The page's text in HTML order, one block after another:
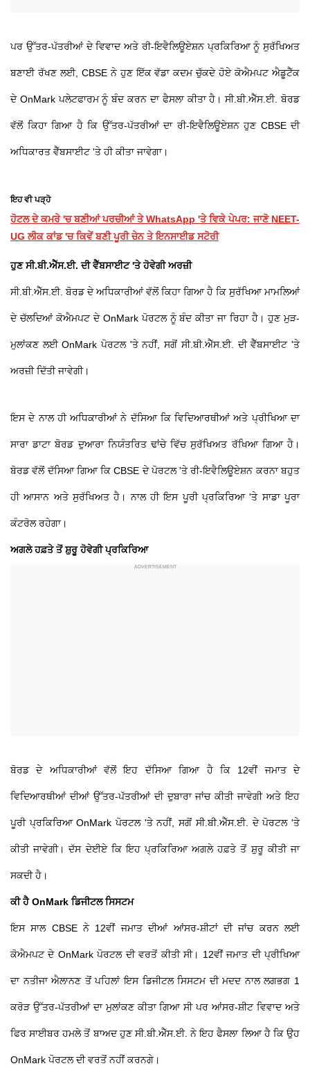
ਪਰ ਉੱਤਰ-ਪੱਤਰੀਆਂ ਦੇ ਵਿਵਾਦ ਅਤੇ ਰੀ-ਇਵੈਲਿਊਏਸ਼ਨ ਪ੍ਰਕਿਰਿਆ ਨੂੰ ਸੁਰੱਖਿਅਤ
ਬਣਾਈ ਰੱਖਣ ਲਈ, CBSE ਨੇ ਹੁਣ ਇੱਕ ਵੱਡਾ ਕਦਮ ਚੁੱਕਦੇ ਹੋਏ ਕੋਐਮਪਟ ਐਡੂਟੈੱਕ
ਦੇ OnMark ਪਲੇਟਫਾਰਮ ਨੂੰ ਬੰਦ ਕਰਨ ਦਾ ਫੈਸਲਾ ਕੀਤਾ ਹੈ। ਸੀ.ਬੀ.ਐੱਸ.ਈ. ਬੋਰਡ
ਵੱਲੋਂ ਕਿਹਾ ਗਿਆ ਹੈ ਕਿ ਉੱਤਰ-ਪੱਤਰੀਆਂ ਦਾ ਰੀ-ਇਵੈਲਿਊਏਸ਼ਨ ਹੁਣ CBSE ਦੀ
ਅਧਿਕਾਰਤ ਵੈੱਬਸਾਈਟ 'ਤੇ ਹੀ ਕੀਤਾ ਜਾਵੇਗਾ।
ਇਹ ਵੀ ਪੜ੍ਹੋ
ਹੋਟਲ ਦੇ ਕਮਰੇ 'ਚ ਬਣੀਆਂ ਪਰਚੀਆਂ ਤੇ WhatsApp 'ਤੇ ਵਿਕੇ ਪੇਪਰ: ਜਾਣੋ NEET-
UG ਲੀਕ ਕਾਂਡ 'ਚ ਕਿਵੇਂ ਬਣੀ ਪੂਰੀ ਚੇਨ ਤੇ ਇਨਸਾਈਡ ਸਟੋਰੀ
ਹੁਣ ਸੀ.ਬੀ.ਐੱਸ.ਈ. ਦੀ ਵੈੱਬਸਾਈਟ 'ਤੇ ਹੋਵੇਗੀ ਅਰਜ਼ੀ
ਸੀ.ਬੀ.ਐੱਸ.ਈ. ਬੋਰਡ ਦੇ ਅਧਿਕਾਰੀਆਂ ਵੱਲੋਂ ਕਿਹਾ ਗਿਆ ਹੈ ਕਿ ਸੁਰੱਖਿਆ ਮਾਮਲਿਆਂ
ਦੇ ਚੱਲਦਿਆਂ ਕੋਐਮਪਟ ਦੇ OnMark ਪੋਰਟਲ ਨੂੰ ਬੰਦ ਕੀਤਾ ਜਾ ਰਿਹਾ ਹੈ। ਹੁਣ ਮੁੜ-
ਮੁਲਾਂਕਣ ਲਈ OnMark ਪੋਰਟਲ 'ਤੇ ਨਹੀਂ, ਸਗੋਂ ਸੀ.ਬੀ.ਐੱਸ.ਈ. ਦੀ ਵੈੱਬਸਾਈਟ 'ਤੇ
ਅਰਜ਼ੀ ਦਿੱਤੀ ਜਾਵੇਗੀ।
ਇਸ ਦੇ ਨਾਲ ਹੀ ਅਧਿਕਾਰੀਆਂ ਨੇ ਦੱਸਿਆ ਕਿ ਵਿਦਿਆਰਥੀਆਂ ਅਤੇ ਪ੍ਰੀਖਿਆ ਦਾ
ਸਾਰਾ ਡਾਟਾ ਬੋਰਡ ਦੁਆਰਾ ਨਿਯੰਤਰਿਤ ਢਾਂਚੇ ਵਿੱਚ ਸੁਰੱਖਿਅਤ ਰੱਖਿਆ ਗਿਆ ਹੈ।
ਬੋਰਡ ਵੱਲੋਂ ਦੱਸਿਆ ਗਿਆ ਕਿ CBSE ਦੇ ਪੋਰਟਲ 'ਤੇ ਰੀ-ਇਵੈਲਿਊਏਸ਼ਨ ਕਰਨਾ ਬਹੁਤ
ਹੀ ਆਸਾਨ ਅਤੇ ਸੁਰੱਖਿਅਤ ਹੈ। ਨਾਲ ਹੀ ਇਸ ਪੂਰੀ ਪ੍ਰਕਿਰਿਆ 'ਤੇ ਸਾਡਾ ਪੂਰਾ
ਕੰਟਰੋਲ ਰਹੇਗਾ।
ਅਗਲੇ ਹਫ਼ਤੇ ਤੋਂ ਸ਼ੁਰੂ ਹੋਵੇਗੀ ਪ੍ਰਕਿਰਿਆ
ਬੋਰਡ ਦੇ ਅਧਿਕਾਰੀਆਂ ਵੱਲੋਂ ਇਹ ਦੱਸਿਆ ਗਿਆ ਹੈ ਕਿ 12ਵੀਂ ਜਮਾਤ ਦੇ
ਵਿਦਿਆਰਥੀਆਂ ਦੀਆਂ ਉੱਤਰ-ਪੱਤਰੀਆਂ ਦੀ ਦੁਬਾਰਾ ਜਾਂਚ ਕੀਤੀ ਜਾਵੇਗੀ ਅਤੇ ਇਹ
ਪੂਰੀ ਪ੍ਰਕਿਰਿਆ OnMark ਪੋਰਟਲ 'ਤੇ ਨਹੀਂ, ਸਗੋਂ ਸੀ.ਬੀ.ਐੱਸ.ਈ. ਦੇ ਪੋਰਟਲ 'ਤੇ
ਕੀਤੀ ਜਾਵੇਗੀ। ਦੱਸ ਦੇਈਏ ਕਿ ਇਹ ਪ੍ਰਕਿਰਿਆ ਅਗਲੇ ਹਫ਼ਤੇ ਤੋਂ ਸ਼ੁਰੂ ਕੀਤੀ ਜਾ
ਸਕਦੀ ਹੈ।
ਕੀ ਹੈ OnMark ਡਿਜੀਟਲ ਸਿਸਟਮ
ਇਸ ਸਾਲ CBSE ਨੇ 12ਵੀਂ ਜਮਾਤ ਦੀਆਂ ਆਂਸਰ-ਸ਼ੀਟਾਂ ਦੀ ਜਾਂਚ ਕਰਨ ਲਈ
ਕੋਐਮਪਟ ਦੇ OnMark ਪੋਰਟਲ ਦੀ ਵਰਤੋਂ ਕੀਤੀ ਸੀ। 12ਵੀਂ ਜਮਾਤ ਦੀ ਪ੍ਰੀਖਿਆ
ਦਾ ਨਤੀਜਾ ਐਲਾਨਣ ਤੋਂ ਪਹਿਲਾਂ ਇਸ ਡਿਜੀਟਲ ਸਿਸਟਮ ਦੀ ਮਦਦ ਨਾਲ ਲਗਭਗ 1
ਕਰੋੜ ਉੱਤਰ-ਪੱਤਰੀਆਂ ਦਾ ਮੁਲਾਂਕਣ ਕੀਤਾ ਗਿਆ ਸੀ ਪਰ ਆਂਸਰ-ਸ਼ੀਟ ਵਿਵਾਦ ਅਤੇ
ਫਿਰ ਸਾਈਬਰ ਹਮਲੇ ਤੋਂ ਬਾਅਦ ਹੁਣ ਸੀ.ਬੀ.ਐੱਸ.ਈ. ਨੇ ਇਹ ਫੈਸਲਾ ਲਿਆ ਹੈ ਕਿ ਉਹ
OnMark ਪੋਰਟਲ ਦੀ ਵਰਤੋਂ ਨਹੀਂ ਕਰਨਗੇ।